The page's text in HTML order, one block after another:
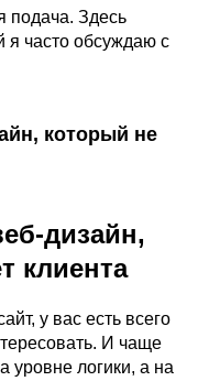
подача. Здесь
я часто обсуждаю с
который не
дизайн,
клиента
у вас есть всего
И чаще
уровне логики, а на